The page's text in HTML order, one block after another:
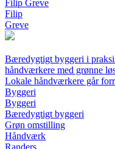
Filip Greve
Filip
Greve
Bæredygtigt byggeri i
håndværkere med grønne
Lokale håndværkere går
Byggeri
Byggeri
Bæredygtigt byggeri
Grøn omstilling
Håndværk
Randers